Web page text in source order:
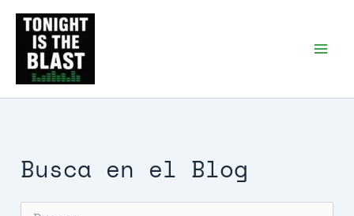
contenido
Busca en el Blog